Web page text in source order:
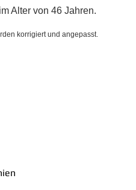
Alter von 46 Jahren.
korrigiert und angepasst.